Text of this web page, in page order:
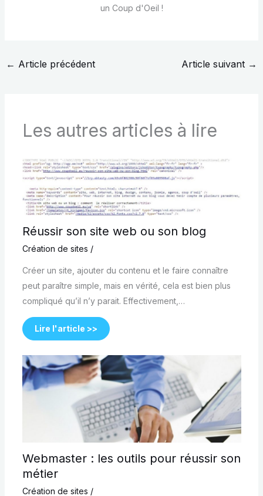
un Coup d'Oeil !
← Article précédent Article suivant →
Les autres articles à lire
Réussir son site web ou son blog
Création de sites /
Créer un site, ajouter du contenu et le faire connaître
peut paraître simple, mais en vérité, cela est bien plus
compliqué qu’il n’y parait. Effectivement,…
Lire l'article >>
Webmaster : les outils pour réussir son
métier
Création de sites /